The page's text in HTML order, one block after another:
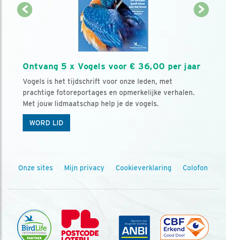
Ontvang 5 x Vogels voor € 36,00 per jaar
Vogels is het tijdschrift voor onze leden, met
prachtige fotoreportages en opmerkelijke verhalen.
Met jouw lidmaatschap help je de vogels.
WORD LID
Onze sites Mijn privacy Cookieverklaring Colofon